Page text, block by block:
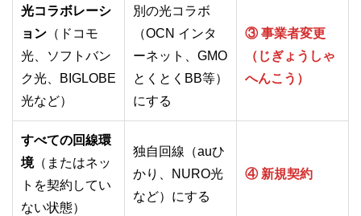
光コラボレーシ
ョン （ドコモ
光、ソフトバン
ク光、BIGLOBE
光など）
別の光コラボ
（OCN インタ
ーネット、GMO
とくとくBB等）
にする
③ 事業者変更
（じぎょうしゃ
へんこう）
すべての回線環
境（またはネッ
トを契約してい
ない状態）
独自回線（auひ
かり、NURO光
など）にする
④ 新規契約